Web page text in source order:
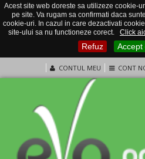
Acest site web doreste sa utilizeze cookie-
pe site. Va rugam sa confirmati daca
cookie-uri. In cazul in care dezactivati
site-ului sa nu functioneze corect.
Click
Refuz Accept
CONTUL MEU CONT